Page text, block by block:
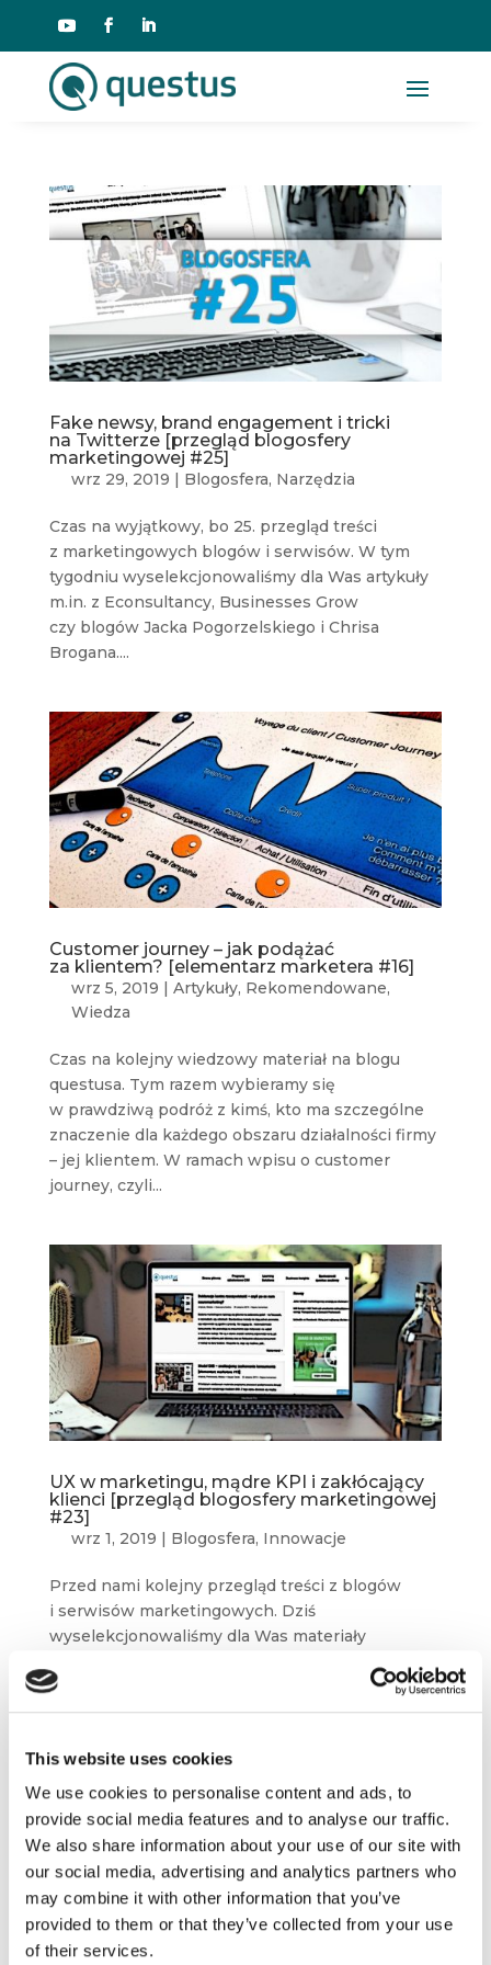
This website uses cookies
We use cookies to personalise content and ads, to
provide social media features and to analyse our traffic.
We also share information about your use of our site with
our social media, advertising and analytics partners who
may combine it with other information that you’ve
provided to them or that they’ve collected from your use
of their services.
Fake newsy, brand engagement i tricki
na Twitterze [przegląd blogosfery
marketingowej #25]
wrz 29, 2019 | Blogosfera, Narzędzia
Czas na wyjątkowy, bo 25. przegląd treści
z marketingowych blogów i serwisów. W tym
tygodniu wyselekcjonowaliśmy dla Was artykuły
m.in. z Econsultancy, Businesses Grow
czy blogów Jacka Pogorzelskiego i Chrisa
Brogana....
Customer journey – jak podążać
za klientem? [elementarz marketera #16]
wrz 5, 2019 | Artykuły, Rekomendowane,
Wiedza
Czas na kolejny wiedzowy materiał na blogu
questusa. Tym razem wybieramy się
w prawdziwą podróż z kimś, kto ma szczególne
znaczenie dla każdego obszaru działalności firmy
– jej klientem. W ramach wpisu o customer
journey, czyli...
UX w marketingu, mądre KPI i zakłócający
klienci [przegląd blogosfery marketingowej
#23]
wrz 1, 2019 Blogosfera, Innowacje
Przed nami kolejny przegląd treści z blogów
i serwisów marketingowych. Dziś
wyselekcjonowaliśmy dla Was materiały
czy bloga Freshmail. A zatem, jak zawsze,
inspirującej lektury! ...